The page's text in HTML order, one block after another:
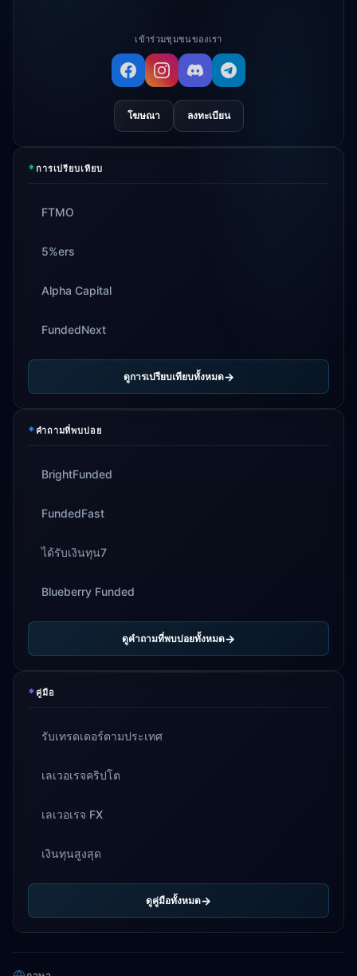
เข้าร่วมชุมชนของเรา
โฆษณา ลงทะเบียน
*การเปรียบเทียบ
FTMO
5%ers
Alpha Capital
FundedNext
ดูการเปรียบเทียบทั้งหมด
*คำถามที่พบบ่อย
BrightFunded
FundedFast
ได้รับเงินทุน7
Blueberry Funded
ดูคำถามที่พบบ่อยทั้งหมด
*คู่มือ
รับเทรดเดอร์ตามประเทศ
เลเวอเรจคริปโต
เลเวอเรจ FX
เงินทุนสูงสุด
ดูคู่มือทั้งหมด